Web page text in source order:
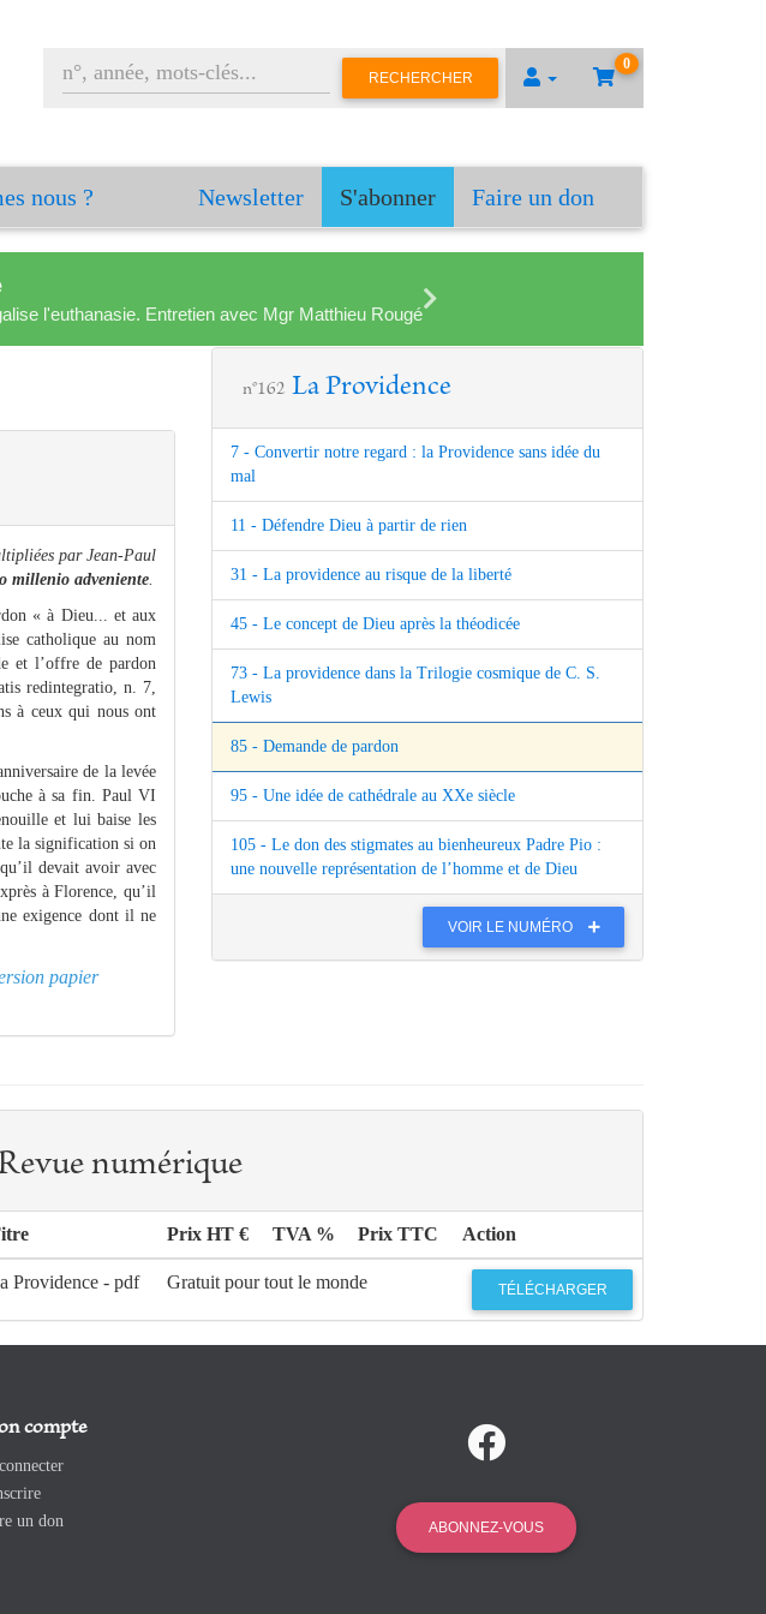
0
RECHERCHER
nous ? Newsletter S'abonner Faire un don
l'euthanasie. Entretien avec Mgr Matthieu Rougé
par Jean-Paul
millenio adveniente.
« à Dieu... et aux
catholique au nom
et l’offre de pardon
redintegratio, n. 7,
à ceux qui nous ont
de la levée
à sa fin. Paul VI
et lui baise les
la signification si on
devait avoir avec
à Florence, qu’il
exigence dont il ne
papier
n°162 La Providence
7 - Convertir notre regard : la Providence sans idée du
mal
11 - Défendre Dieu à partir de rien
31 - La providence au risque de la liberté
45 - Le concept de Dieu après la théodicée
73 - La providence dans la Trilogie cosmique de C. S.
Lewis
85 - Demande de pardon
95 - Une idée de cathédrale au XXe siècle
105 - Le don des stigmates au bienheureux Padre Pio :
une nouvelle représentation de l’homme et de Dieu
VOIR LE NUMÉRO
numérique
Prix HT € TVA % Prix TTC Action
Providence - pdf Gratuit pour tout le monde TÉLÉCHARGER
compte
un don
ABONNEZ-VOUS